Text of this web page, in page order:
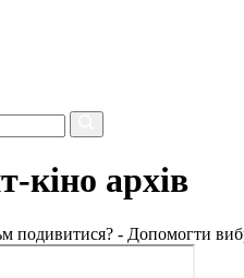
кіно архів
подивитися? - Допомогти